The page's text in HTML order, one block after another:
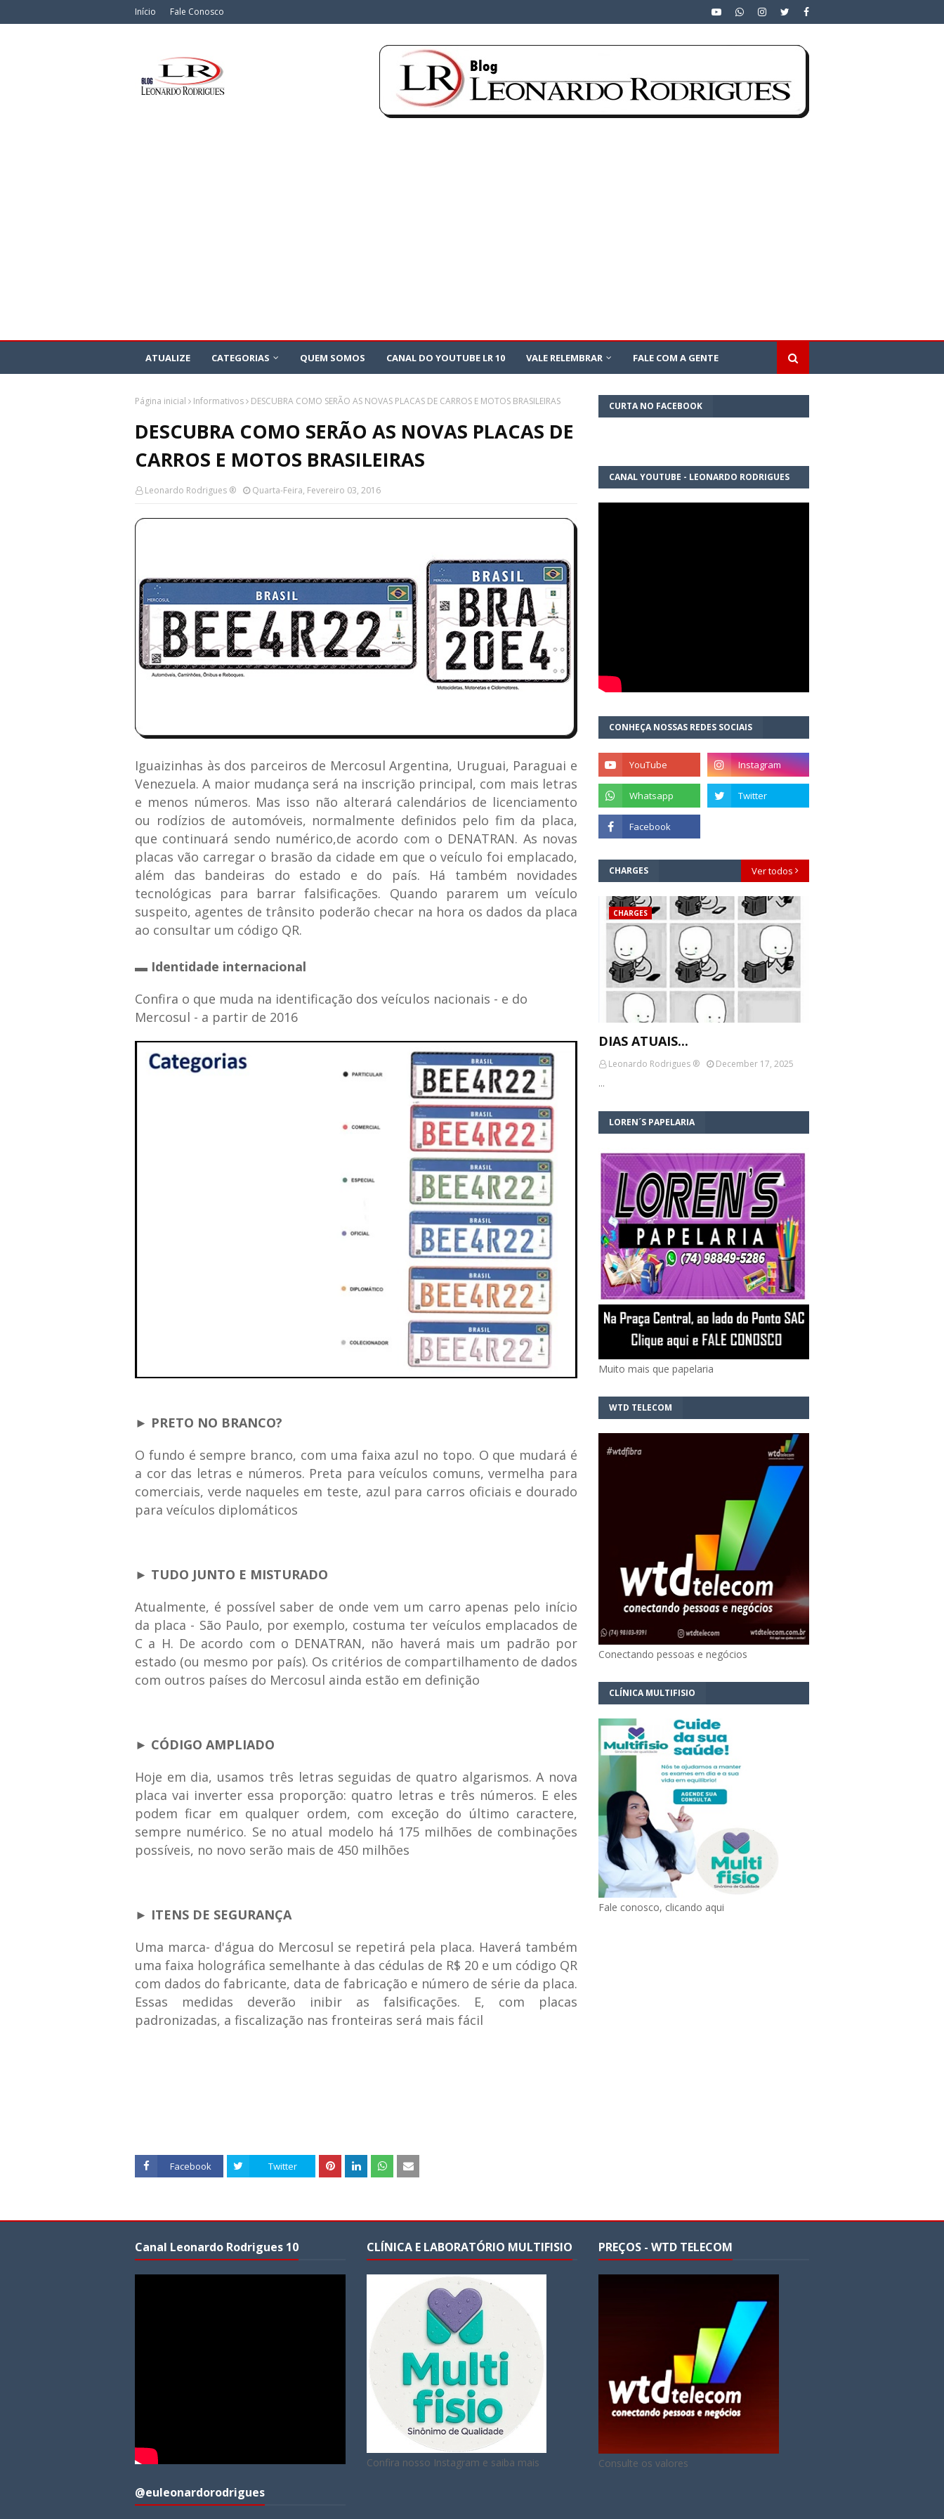
Início Fale Conosco
ATUALIZE CATEGORIAS QUEM SOMOS CANAL DO YOUTUBE LR 10 VALE RELEMBRAR FALE COM A GENTE
Página inicial Informativos DESCUBRA COMO SERÃO AS NOVAS PLACAS DE CARROS E MOTOS BRASILEIRAS
DESCUBRA COMO SERÃO AS NOVAS PLACAS DE
CARROS E MOTOS BRASILEIRAS
Leonardo Rodrigues ® Quarta-Feira, Fevereiro 03, 2016
Iguaizinhas às dos parceiros de Mercosul Argentina, Uruguai, Paraguai e
Venezuela. A maior mudança será na inscrição principal, com mais letras
e menos números. Mas isso não alterará calendários de licenciamento
ou rodízios de automóveis, normalmente definidos pelo fim da placa,
que continuará sendo numérico,de acordo com o DENATRAN. As novas
placas vão carregar o brasão da cidade em que o veículo foi emplacado,
além das bandeiras do estado e do país. Há também novidades
tecnológicas para barrar falsificações. Quando pararem um veículo
suspeito, agentes de trânsito poderão checar na hora os dados da placa
ao consultar um código QR.
▬ Identidade internacional
Confira o que muda na identificação dos veículos nacionais - e do
Mercosul - a partir de 2016
► PRETO NO BRANCO?
O fundo é sempre branco, com uma faixa azul no topo. O que mudará é
a cor das letras e números. Preta para veículos comuns, vermelha para
comerciais, verde naqueles em teste, azul para carros oficiais e dourado
para veículos diplomáticos
► TUDO JUNTO E MISTURADO
Atualmente, é possível saber de onde vem um carro apenas pelo início
da placa - São Paulo, por exemplo, costuma ter veículos emplacados de
C a H. De acordo com o DENATRAN, não haverá mais um padrão por
estado (ou mesmo por país). Os critérios de compartilhamento de dados
com outros países do Mercosul ainda estão em definição
► CÓDIGO AMPLIADO
Hoje em dia, usamos três letras seguidas de quatro algarismos. A nova
placa vai inverter essa proporção: quatro letras e três números. E eles
podem ficar em qualquer ordem, com exceção do último caractere,
sempre numérico. Se no atual modelo há 175 milhões de combinações
possíveis, no novo serão mais de 450 milhões
► ITENS DE SEGURANÇA
Uma marca- d'água do Mercosul se repetirá pela placa. Haverá também
uma faixa holográfica semelhante à das cédulas de R$ 20 e um código QR
com dados do fabricante, data de fabricação e número de série da placa.
Essas medidas deverão inibir as falsificações. E, com placas
padronizadas, a fiscalização nas fronteiras será mais fácil
Facebook Twitter
CURTA NO FACEBOOK
CANAL YOUTUBE - LEONARDO RODRIGUES
CONHEÇA NOSSAS REDES SOCIAIS
CHARGES Ver todos
CHARGES
DIAS ATUAIS...
Leonardo Rodrigues ®
December 17, 2025
…
LOREN´S PAPELARIA
Muito mais que papelaria
WTD TELECOM
Conectando pessoas e negócios
CLÍNICA MULTIFISIO
Fale conosco, clicando aqui
Canal Leonardo Rodrigues 10
@euleonardorodrigues
CLÍNICA E LABORATÓRIO MULTIFISIO
Confira nosso Instagram e saiba mais
PREÇOS - WTD TELECOM
Consulte os valores